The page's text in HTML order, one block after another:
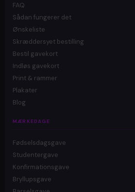
FAQ
Sådan fungerer det
Ønskeliste
Skræddersyet bestilling
Bestil gavekort
Indløs gavekort
Print & rammer
Plakater
Blog
MÆRKEDAGE
Fødselsdagsgave
Studentergave
Konfirmationsgave
Bryllupsgave